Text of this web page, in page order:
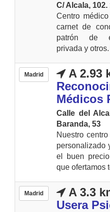
C/ Alcala, 102.
Centro
carnet de
patrón de
privada y
Madrid A 2.93
Médicos
Calle del
Baranda, 53
Nuestro
personalizado
el buen
que ofertamos
Madrid A 3.3
Usera